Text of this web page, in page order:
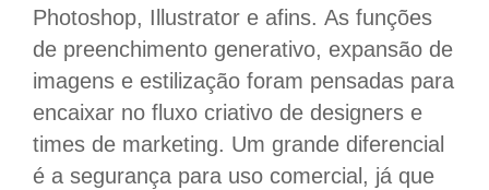
Photoshop, Illustrator e afins. As funções
de preenchimento generativo, expansão de
imagens e estilização foram pensadas para
encaixar no fluxo criativo de designers e
times de marketing. Um grande diferencial
é a segurança para uso comercial, já que